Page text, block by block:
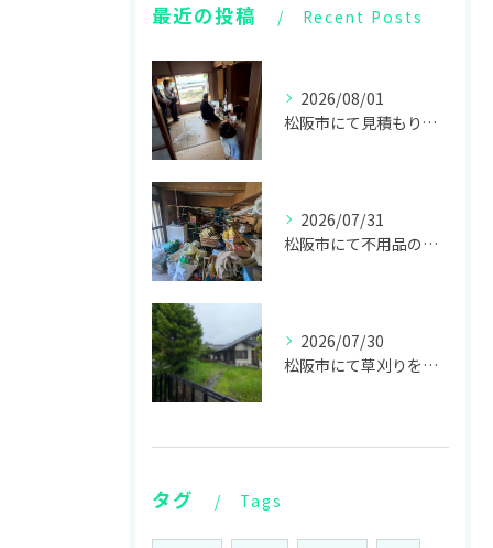
最近の投稿 Recent Posts
2026/08/01
松阪市にて見積もり、伊勢にて仏壇供養をしてきました！
2026/07/31
松阪市にて不用品の回収をしてきました！
2026/07/30
松阪市にて草刈りをしてきました！
タグ Tags